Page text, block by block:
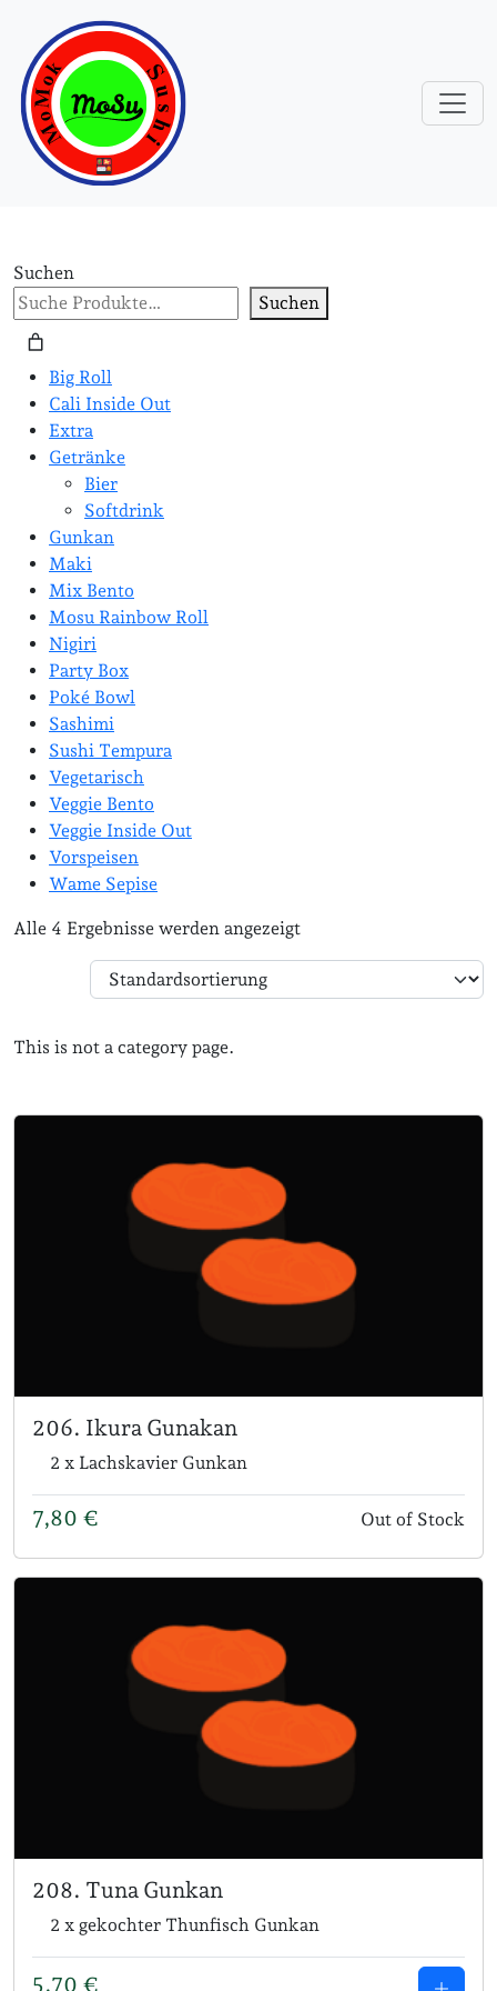
Suchen
Suchen
Big Roll
Cali Inside Out
Extra
Getränke
Bier
Softdrink
Gunkan
Maki
Mix Bento
Mosu Rainbow Roll
Nigiri
Party Box
Poké Bowl
Sashimi
Sushi Tempura
Vegetarisch
Veggie Bento
Veggie Inside Out
Vorspeisen
Wame Sepise
Alle 4 Ergebnisse werden angezeigt
This is not a category page.
206. Ikura Gunakan
2 x Lachskavier Gunkan
7,80 € Out of Stock
208. Tuna Gunkan
2 x gekochter Thunfisch Gunkan
5,70 €